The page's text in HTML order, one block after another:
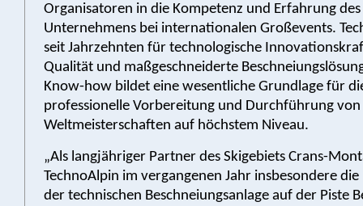
Organisatoren in die Kompetenz und Erfahrung des
Unternehmens bei internationalen Großevents.
seit Jahrzehnten für technologische
Qualität und maßgeschneiderte
Know-how bildet eine wesentliche Grundlage für
professionelle Vorbereitung und Durchführung von
Weltmeisterschaften auf höchstem Niveau.
„Als langjähriger Partner des Skigebiets Crans-
TechnoAlpin im vergangenen Jahr insbesondere
der technischen Beschneiungsanlage auf der Piste